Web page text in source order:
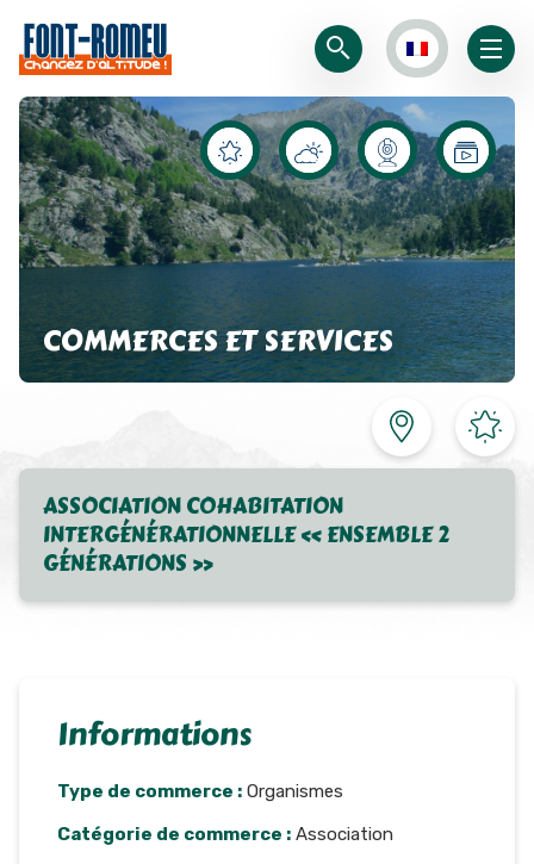
COMMERCES ET SERVICES
ASSOCIATION COHABITATION
INTERGÉNÉRATIONNELLE « ENSEMBLE 2
GÉNÉRATIONS »
Informations
Type de commerce : Organismes
Catégorie de commerce : Association